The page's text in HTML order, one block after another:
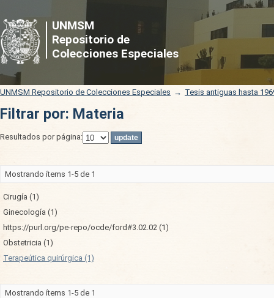
UNMSM
Repositorio de
Colecciones Especiales
Filtrar por: Materia
UNMSM Repositorio de Colecciones Especiales → Tesis antiguas hasta
Filtrar por: Materia
Resultados por página:
Mostrando ítems 1-5 de 1
Cirugía (1)
Ginecología (1)
https://purl.org/pe-repo/ocde/ford#3.02.02 (1)
Obstetricia (1)
Terapeútica quirúrgica (1)
Mostrando ítems 1-5 de 1